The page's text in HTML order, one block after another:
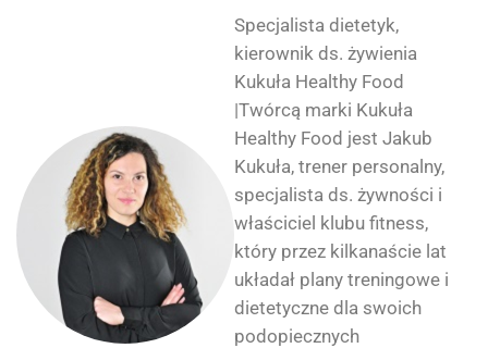
Specjalista dietetyk,
kierownik ds. żywienia
Kukuła Healthy Food
|Twórcą marki Kukuła
Healthy Food jest Jakub
Kukuła, trener personalny,
specjalista ds. żywności i
właściciel klubu fitness,
który przez kilkanaście lat
układał plany treningowe i
dietetyczne dla swoich
podopiecznych